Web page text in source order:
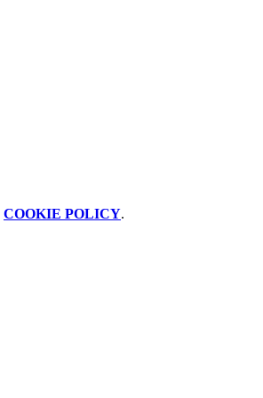
COOKIE POLICY.